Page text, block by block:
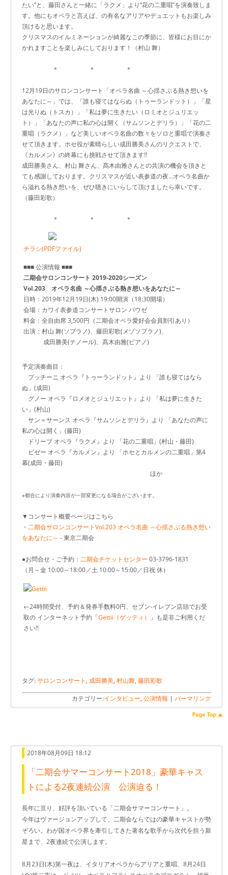
たい”と、藤田さんと一緒に「ラクメ」より“花の二重唱”を演奏致しま
す。他にもオペラと言えば、の有名なアリアやデュエットもお楽しみ
頂けると思います。
クリスマスのイルミネーションが綺麗なこの季節に、皆様にお目にか
かれますことを楽しみにしております！（村山 舞）
＊ ＊ ＊
12月19日のサロンコンサート「オペラ名曲 ～心揺さぶる熱き想いを
あなたに～」では、「誰も寝てはならぬ（トゥーランドット）」「星
は光りぬ（トスカ）」「私は夢に生きたい（ロミオとジュリエッ
ト）」「あなたの声に私の心は開く（サムソンとデリラ）」「花の二
重唱（ラクメ）」など美しいオペラ名曲の数々をソロと重唱で演奏さ
せて頂きます。ホセ役が素晴らしい成田勝美さんのリクエストで、
《カルメン》の終幕にも挑戦させて頂きます!!
成田勝美さん、村山 舞さん、髙木由雅さんとの共演の機会を頂きと
ても感謝しております。クリスマスが近い表参道の夜…オペラ名曲か
ら溢れる熱き想いを、ぜひ聴きにいらして頂けましたら幸いです。
（藤田彩歌）
＊ ＊ ＊
チラシ(PDFファイル)
■■■ 公演情報 ■■■
二期会サロンコンサート 2019-2020シーズン
Vol.203 オペラ名曲 ～心揺さぶる熱き想いをあなたに～
日時：2019年12月19日(木) 19:00開演（18:30開場）
会場：カワイ表参道コンサートサロン パウゼ
料金：全自由席 3,500円（二期会オペラ愛好会会員割引あり）
出演：村山 舞(ソプラノ)、藤田彩歌(メゾソプラノ)、
成田勝美(テノール)、髙木由雅(ピアノ)
予定演奏曲目：
プッチーニ オペラ『トゥーランドット』より 「誰も寝てはなら
ぬ」(成田)
グノー オペラ『ロメオとジュリエット』より 「私は夢に生きた
い」(村山)
サン＝サーンス オペラ『サムソンとデリラ』より 「あなたの声に
私の心は開く」(藤田)
ドリーブ オペラ『ラクメ』より 「花の二重唱」(村山・藤田)
ビゼー オペラ『カルメン』より 「ホセとカルメンの二重唱」第4
幕(成田・藤田)
ほか
※都合により演奏内容が一部変更になる場合がございます。
▼コンサート概要ページはこちら
・ 二期会サロンコンサートVol.203 オペラ名曲 ～心揺さぶる熱き想い
をあなたに～ - 東京二期会
●お問合せ・ご予約： 二期会チケットセンター 03-3796-1831
（月～金 10:00～18:00／土 10:00～15:00／日祝 休）
←24時間受付、予約＆発券手数料0円、セブン-イレブン店頭でお受
取の インターネット予約「Gettii（ゲッティ）
」も是非ご利用くだ
さい!!
タグ:サロンコンサート , 成田勝美, 村山舞, 藤田彩歌
カテゴリー:インタビュー, 公演情報 | パーマリンク
2018年08月09日 18:12
「二期会サマーコンサート2018」豪華キャス
トによる2夜連続公演 公演迫る！
長年に亘り、好評を頂いている「二期会サマーコンサート」。
今年はヴァージョンアップして、二期会ならではの豪華キャストが勢
ぞろい。わが国オペラ界を牽引してきた著名な歌手から次代を担う新
星まで、2夜連続で公演します。
8月23日(木)第一夜は、イタリアオペラからアリアと重唱、8月24日